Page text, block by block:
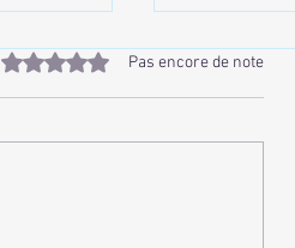
Noté 0 étoile sur 5.Pas encore de note